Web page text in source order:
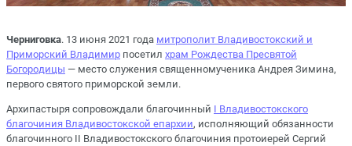
Черниговка. 13 июня 2021 года митрополит Владивостокский и
Приморский Владимир посетил храм Рождества Пресвятой
Богородицы — место служения священномученика Андрея Зимина,
первого святого приморской земли.
Архипастыря сопровождали благочинный I Владивостокского
благочиния Владивостокской епархии, исполняющий обязанности
благочинного II Владивостокского благочиния протоиерей Сергий